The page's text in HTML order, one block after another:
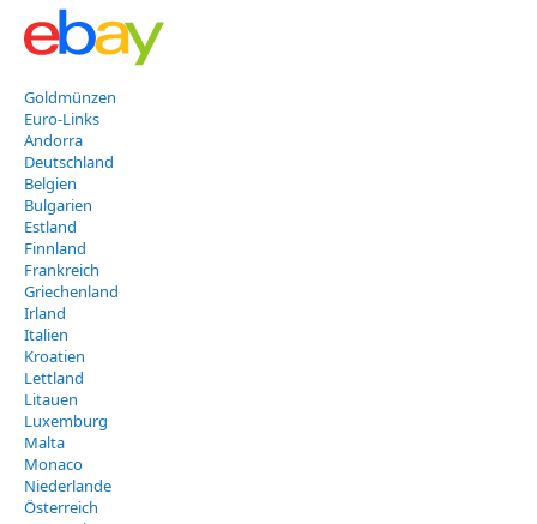
Goldmünzen
Euro-Links
Andorra
Deutschland
Belgien
Bulgarien
Estland
Finnland
Frankreich
Griechenland
Irland
Italien
Kroatien
Lettland
Litauen
Luxemburg
Malta
Monaco
Niederlande
Österreich